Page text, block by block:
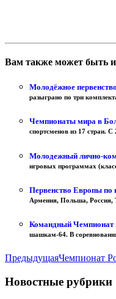
Вам также может быть
Молодёжное
разыграно по три
Чемпионаты мира в
спортсменов из 17 стран.
Молодежный лично-
игровых программах
Первенство Европы
Армения, Польша, Россия,
Командный Чемпионат
шашкам-64. В
ПредыдущаяЧемпионат
Новостные рубрики